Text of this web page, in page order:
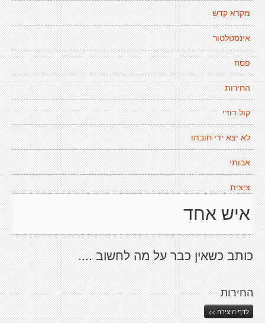
מקרא קדש
אינסטלטור
פסח
החירות
קול דודי
לא יצא ידי חובתו
אבותי
ציצית
איש אחד
כותב כשאין כבר על מה לחשוב ....
החירות
לדף היצירה >>